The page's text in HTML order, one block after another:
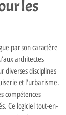
les
par son caractère
architectes
diverses disciplines
et l'urbanisme.
compétences
Ce logiciel tout-en-